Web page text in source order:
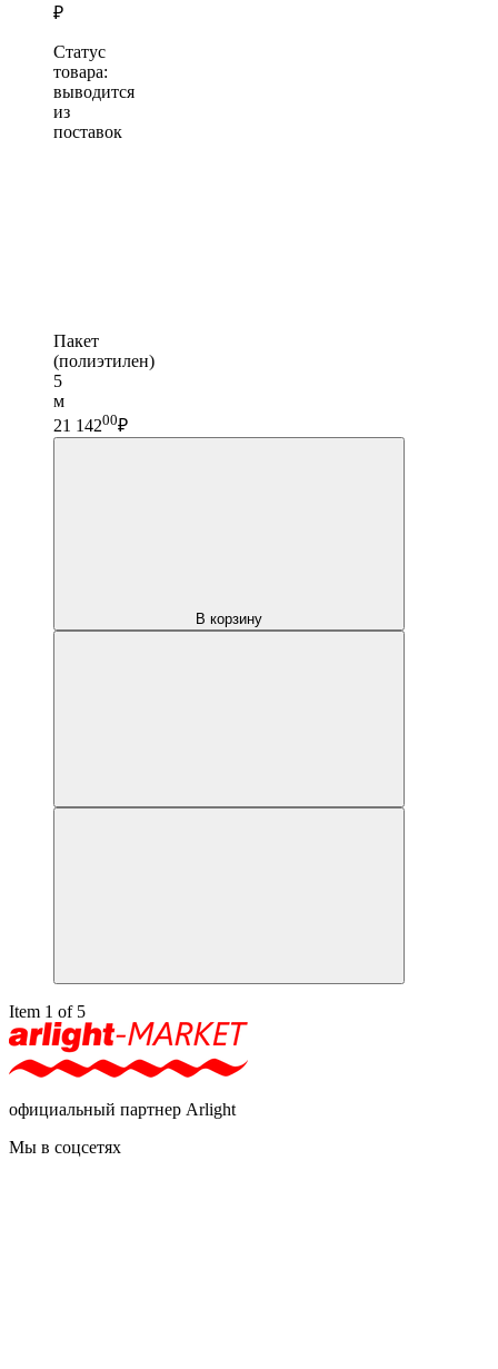
₽
Статус
товара:
выводится
из
поставок
Пакет
(полиэтилен)
5
м
21 14200₽
В корзину
Item 1 of 5
официальный партнер Arlight
Мы в соцсетях